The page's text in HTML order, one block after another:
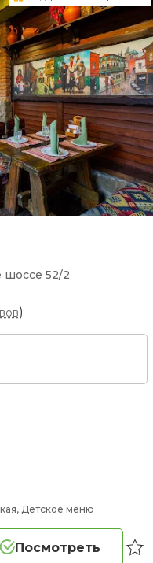
шоссе 52/2
)
Детское меню
Посмотреть